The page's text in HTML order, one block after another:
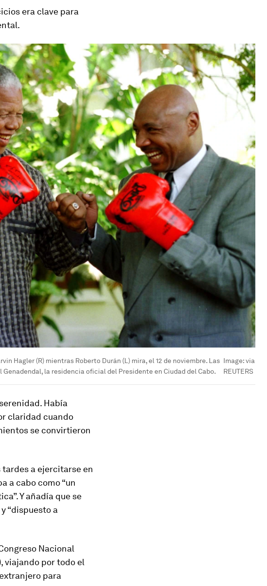
era clave para
Hagler (R) mientras Roberto Durán (L) mira, el 12 de noviembre. Las
la residencia oficial del Presidente en Ciudad del Cabo.
Image:via
REUTERS
Había
claridad cuando
se convirtieron
a ejercitarse en
a cabo como “un
Y añadía que se
“dispuesto a
Nacional
viajando por todo el
para